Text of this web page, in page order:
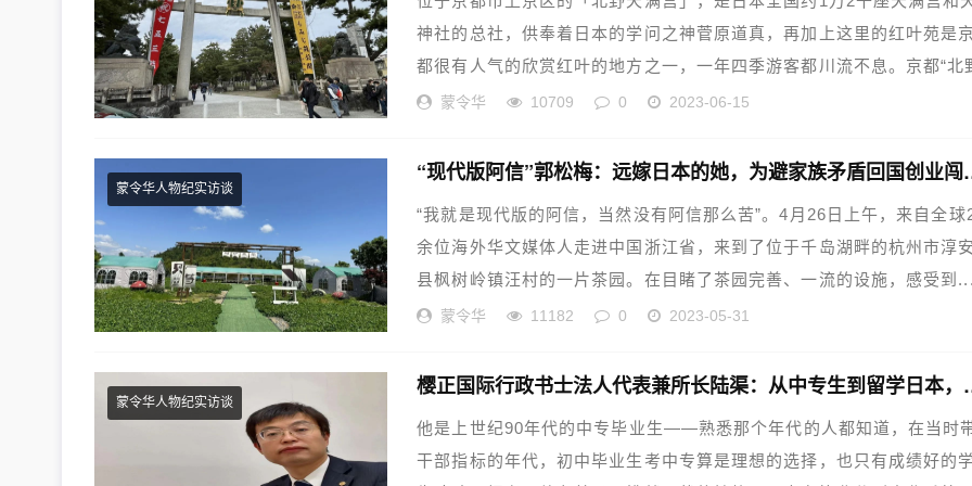
神社的总社，供奉着日本的学问之神菅原道真，再加上这里的红叶苑是京
都很有人气的欣赏红叶的地方之一，一年四季游客都川流不息。京都“北
天...蒙令华 10709 0 2023-06-15
蒙令华人物纪实访谈
“现代版阿信”郭松
“我就是现代版的阿信，当然没有阿信那么苦”。4月26日上午，来自全球
余位海外华文媒体人走进中国浙江省，来到了位于千岛湖畔的杭州市淳安
县枫树岭镇汪村的一片茶园。在目睹了茶园完善、一流的设施，感受到...
蒙令华 11182 0 2023-05-31
蒙令华人物纪实访谈
樱正国际行政书士法人代
他是上世纪90年代的中专毕业生——熟悉那个年代的人都知道，在当时
干部指标的年代，初中毕业生考中专算是理想的选择，也只有成绩好的学